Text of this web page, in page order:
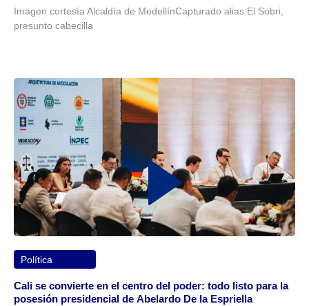
Imagen cortesía Alcaldía de MedellínCapturado alias El Sobri,
presunto cabecilla
Política
Cali se convierte en el centro del poder: todo listo para la
posesión presidencial de Abelardo De la Espriella